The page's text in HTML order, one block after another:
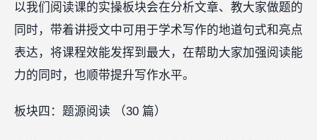
以我们阅读课的实操板块会在分析文章、教大家做题的
同时，带着讲授文中可用于学术写作的地道句式和亮点
表达，将课程效能发挥到最大，在帮助大家加强阅读能
力的同时，也顺带提升写作水平。
板块四：题源阅读 （30 篇）